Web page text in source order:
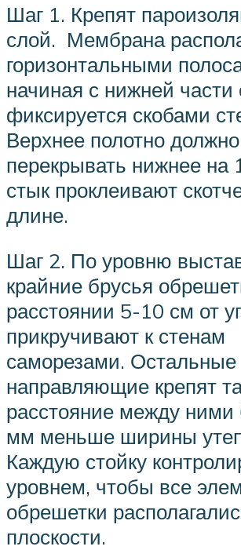
Шаг 1. Крепят
слой. Мембрана
горизонтальными
начиная с нижней части
фиксируется скобами
Верхнее полотно должно
перекрывать нижнее на
стык проклеивают
длине.
Шаг 2. По уровню
крайние брусья
расстоянии 5-10 см от
прикручивают к стенам
саморезами. Остальные
направляющие крепят
расстояние между
мм меньше ширины
Каждую стойку
уровнем, чтобы все
обрешетки
плоскости.